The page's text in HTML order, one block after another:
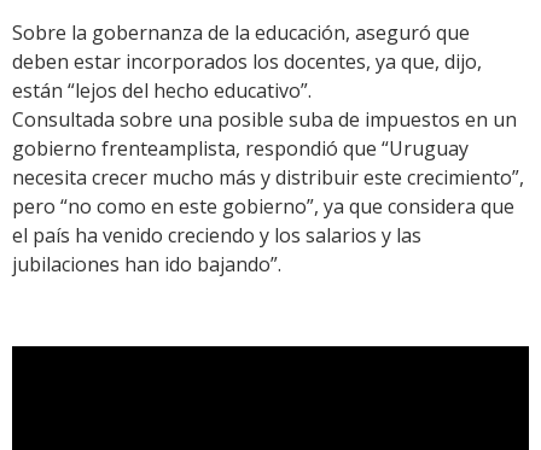
Sobre la gobernanza de la educación, aseguró que
deben estar incorporados los docentes, ya que, dijo,
están “lejos del hecho educativo”.
Consultada sobre una posible suba de impuestos en un
gobierno frenteamplista, respondió que “Uruguay
necesita crecer mucho más y distribuir este crecimiento”,
pero “no como en este gobierno”, ya que considera que
el país ha venido creciendo y los salarios y las
jubilaciones han ido bajando”.